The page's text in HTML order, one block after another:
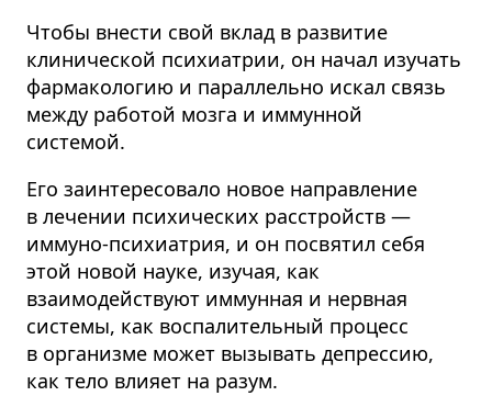
Чтобы внести свой вклад в развитие
клинической психиатрии, он начал изучать
фармакологию и параллельно искал связь
между работой мозга и иммунной
системой.
Его заинтересовало новое направление
в лечении психических расстройств —
иммуно-психиатрия, и он посвятил себя
этой новой науке, изучая, как
взаимодействуют иммунная и нервная
системы, как воспалительный процесс
в организме может вызывать депрессию,
как тело влияет на разум.